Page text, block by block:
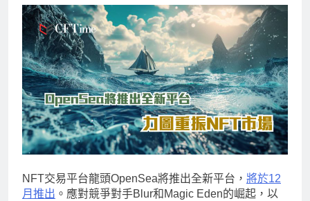
NFT交易平台龍頭OpenSea將推出全新平台， 將於12
月推出 。應對競爭對手Blur和Magic Eden的崛起，以